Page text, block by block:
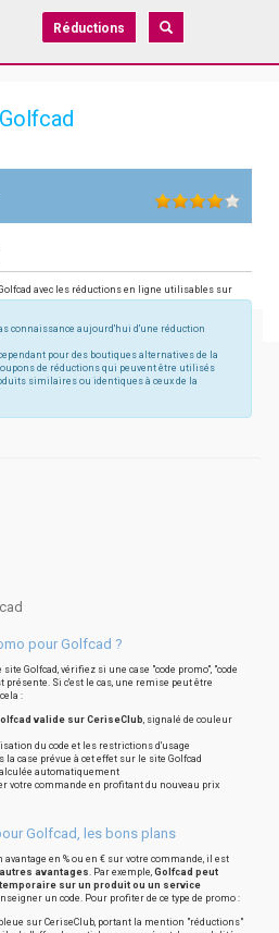
Réductions
Golfcad
avec les réductions en ligne utilisables sur
connaissance aujourd'hui d'une réduction
pour des boutiques alternatives de la
de réductions qui peuvent être utilisés
similaires ou identiques à ceux de la
pour Golfcad ?
Golfcad, vérifiez si une case "code promo", "code
présente. Si c'est le cas, une remise peut être
:
valide sur CeriseClub, signalé de couleur
du code et les restrictions d'usage
case prévue à cet effet sur le site Golfcad
automatiquement
votre commande en profitant du nouveau prix
Golfcad, les bons plans
en % ou en € sur votre commande, il est
avantages. Par exemple, Golfcad peut
sur un produit ou un service
un code. Pour profiter de ce type de promo :
sur CeriseClub, portant la mention "réductions"